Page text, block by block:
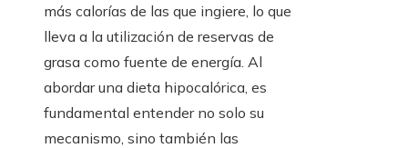
más calorías de las que ingiere, lo que
lleva a la utilización de reservas de
grasa como fuente de energía. Al
abordar una dieta hipocalórica, es
fundamental entender no solo su
mecanismo, sino también las